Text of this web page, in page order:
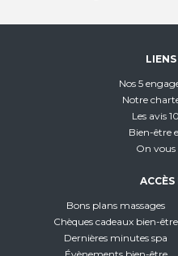
Nos 5
Notre
Les avis
Bien-être
On vous
ACCÈS
Bons plans massages
Chèques cadeaux bien-être
Dernières minutes spa